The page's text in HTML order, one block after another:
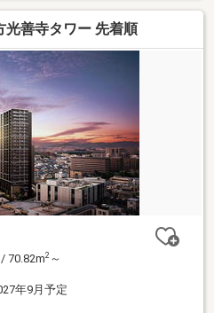
光善寺タワー 先着順
70.82m2 ～
年9月予定